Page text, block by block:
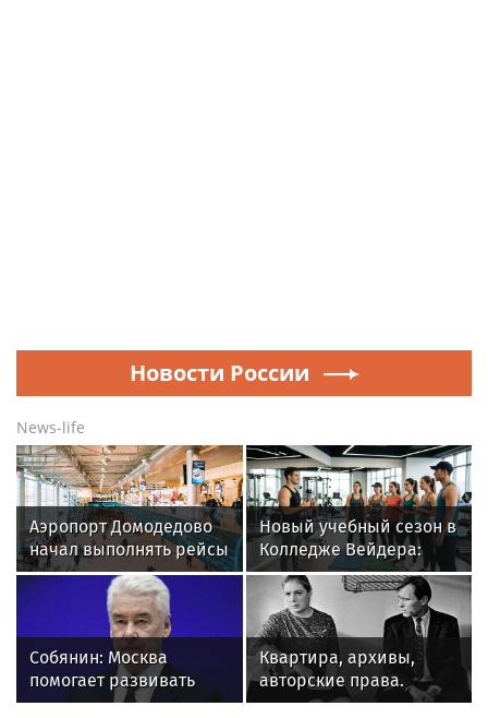
Новости России
News-life
Аэропорт Домодедово
начал выполнять рейсы
по согласованию
Новый учебный сезон в
Колледже Вейдера:
стартовали очные
программы подготовки
фитнес-тренеров и
специалистов
индустрии здоровья
Собянин: Москва
помогает развивать
транспортное
Квартира, архивы,
авторские права.
Почему кипят страсти в